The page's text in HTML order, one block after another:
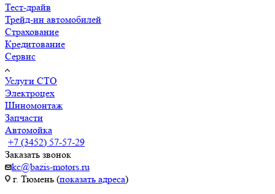
Тест-драйв
Трейд-ин автомобилей
Страхование
Кредитование
Сервис
Услуги СТО
Электроцех
Шиномонтаж
Запчасти
Автомойка
+7 (3452) 57-57-29
Заказать звонок
kc@bazis-motors.ru
г. Тюмень (показать адреса)